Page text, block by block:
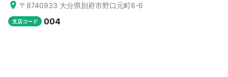
〒8740933 大分県別府市野口元町6-6
支店コード 004